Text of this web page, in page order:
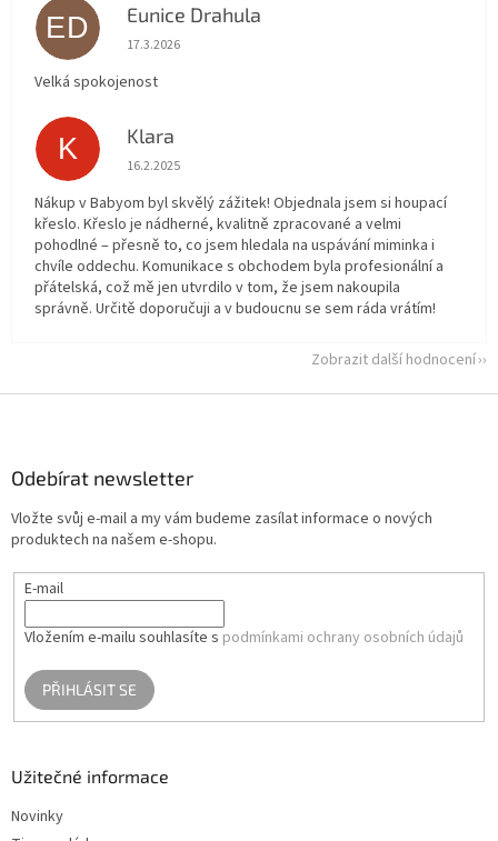
ED Eunice Drahula
Hodnocení obchodu je 5 z 5 hvězdiček.
17.3.2026
Velká spokojenost
K Klara
Hodnocení obchodu je 5 z 5 hvězdiček.
16.2.2025
Nákup v Babyom byl skvělý zážitek! Objednala jsem si houpací
křeslo. Křeslo je nádherné, kvalitně zpracované a velmi
pohodlné – přesně to, co jsem hledala na uspávání miminka i
chvíle oddechu. Komunikace s obchodem byla profesionální a
přátelská, což mě jen utvrdilo v tom, že jsem nakoupila
správně. Určitě doporučuji a v budoucnu se sem ráda vrátím!
Zobrazit další hodnocení
Odebírat newsletter
Vložte svůj e-mail a my vám budeme zasílat informace o nových
produktech na našem e-shopu.
E-mail
Vložením e-mailu souhlasíte s podmínkami ochrany osobních údajů
PŘIHLÁSIT SE
Užitečné informace
Novinky